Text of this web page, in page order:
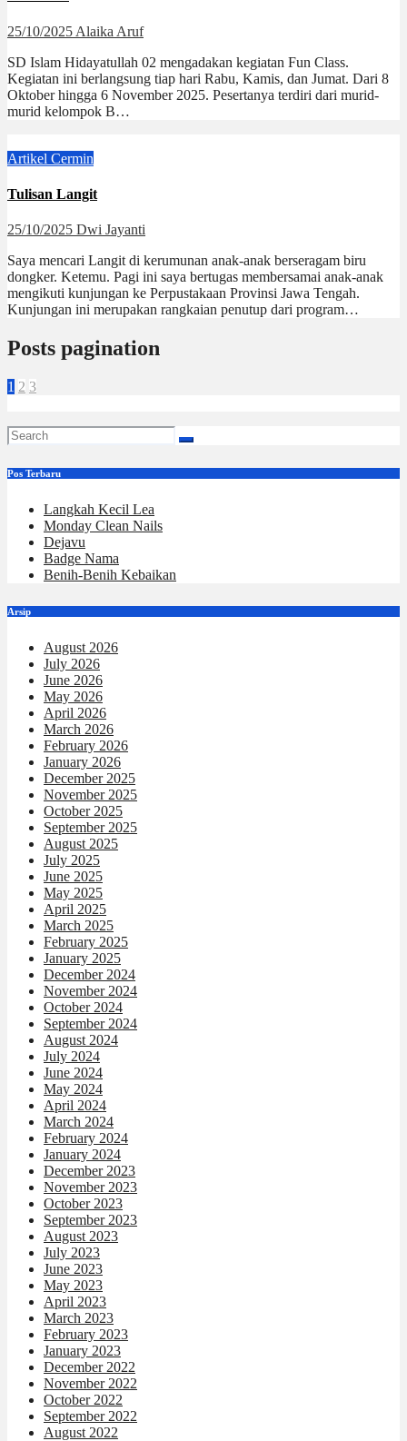
25/10/2025 Alaika Aruf
SD Islam Hidayatullah 02 mengadakan kegiatan Fun Class.
Kegiatan ini berlangsung tiap hari Rabu, Kamis, dan Jumat. Dari 8
Oktober hingga 6 November 2025. Pesertanya terdiri dari murid-
murid kelompok B…
Artikel Cermin
Tulisan Langit
25/10/2025 Dwi Jayanti
Saya mencari Langit di kerumunan anak-anak berseragam biru
dongker. Ketemu. Pagi ini saya bertugas membersamai anak-anak
mengikuti kunjungan ke Perpustakaan Provinsi Jawa Tengah.
Kunjungan ini merupakan rangkaian penutup dari program…
Posts pagination
1 2 3
Pos Terbaru
Langkah Kecil Lea
Monday Clean Nails
Dejavu
Badge Nama
Benih-Benih Kebaikan
Arsip
August 2026
July 2026
June 2026
May 2026
April 2026
March 2026
February 2026
January 2026
December 2025
November 2025
October 2025
September 2025
August 2025
July 2025
June 2025
May 2025
April 2025
March 2025
February 2025
January 2025
December 2024
November 2024
October 2024
September 2024
August 2024
July 2024
June 2024
May 2024
April 2024
March 2024
February 2024
January 2024
December 2023
November 2023
October 2023
September 2023
August 2023
July 2023
June 2023
May 2023
April 2023
March 2023
February 2023
January 2023
December 2022
November 2022
October 2022
September 2022
August 2022